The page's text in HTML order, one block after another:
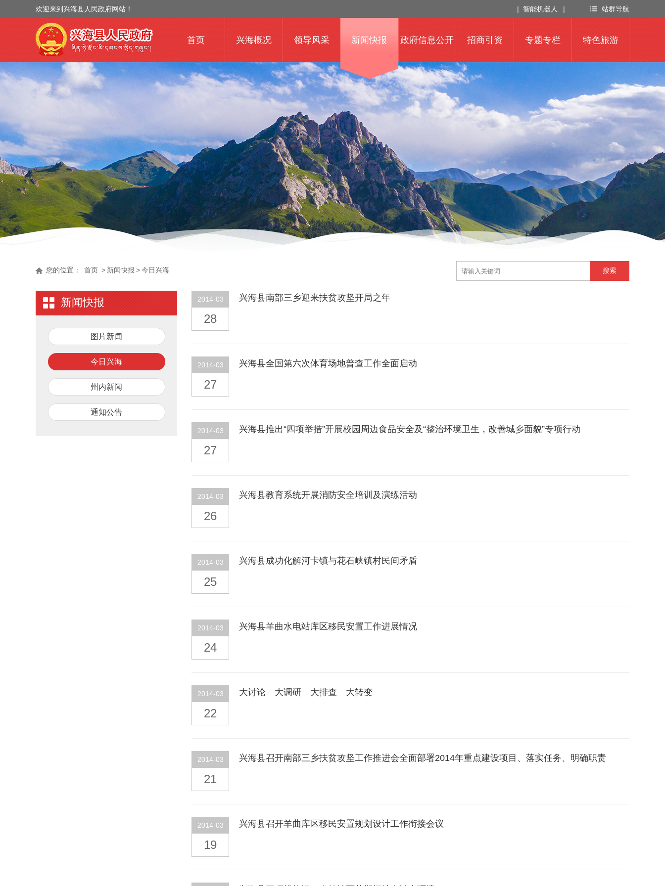
欢迎来到兴海县人民政府网站！ 站群导航
| 智能机器人 |
首页 兴海概况 领导风采 新闻快报 政府信息公开 招商引资 专题专栏 特色旅游
您的位置： 首页 > 新闻快报 >今日兴海
新闻快报
图片新闻
今日兴海
州内新闻
通知公告
2014-03
28
兴海县南部三乡迎来扶贫攻坚开局之年
2014-03
27
兴海县全国第六次体育场地普查工作全面启动
2014-03
27
兴海县推出“四项举措”开展校园周边食品安全及“整治环境卫生，改善城乡面貌”专项行动
2014-03
26
兴海县教育系统开展消防安全培训及演练活动
2014-03
25
兴海县成功化解河卡镇与花石峡镇村民间矛盾
2014-03
24
兴海县羊曲水电站库区移民安置工作进展情况
2014-03
22
大讨论 大调研 大排查 大转变
2014-03
21
兴海县召开南部三乡扶贫攻坚工作推进会全面部署2014年重点建设项目、落实任务、明确职责
2014-03
19
兴海县召开羊曲库区移民安置规划设计工作衔接会议